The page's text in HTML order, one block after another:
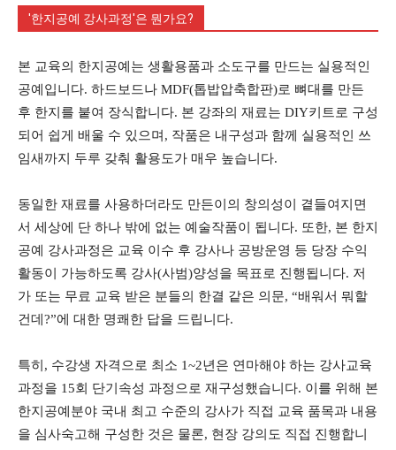
'한지공예 강사과정'은 뭔가요?
본 교육의 한지공예는 생활용품과 소도구를 만드는 실용적인
공예입니다. 하드보드나 MDF(톱밥압축합판)로 뼈대를 만든
후 한지를 붙여 장식합니다. 본 강좌의 재료는 DIY키트로 구성
되어 쉽게 배울 수 있으며, 작품은 내구성과 함께 실용적인 쓰
임새까지 두루 갖춰 활용도가 매우 높습니다.
동일한 재료를 사용하더라도 만든이의 창의성이 곁들여지면
서 세상에 단 하나 밖에 없는 예술작품이 됩니다. 또한, 본 한지
공예 강사과정은 교육 이수 후 강사나 공방운영 등 당장 수익
활동이 가능하도록 강사(사범)양성을 목표로 진행됩니다. 저
가 또는 무료 교육 받은 분들의 한결 같은 의문, “배워서 뭐할
건데?”에 대한 명쾌한 답을 드립니다.
특히, 수강생 자격으로 최소 1~2년은 연마해야 하는 강사교육
과정을 15회 단기속성 과정으로 재구성했습니다. 이를 위해 본
한지공예분야 국내 최고 수준의 강사가 직접 교육 품목과 내용
을 심사숙고해 구성한 것은 물론, 현장 강의도 직접 진행합니